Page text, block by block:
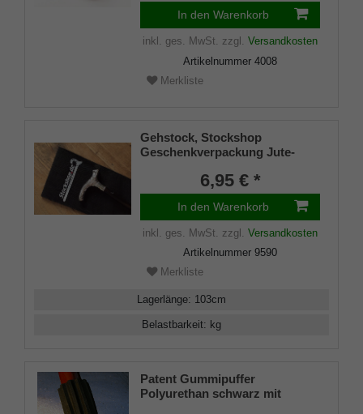
In den Warenkorb
inkl. ges. MwSt. zzgl. Versandkosten
Artikelnummer 4008
Merkliste
Gehstock, Stockshop
Geschenkverpackung Jute-
Klettverschluss6,95 € *
In den Warenkorb
inkl. ges. MwSt. zzgl. Versandkosten
Artikelnummer 9590
Merkliste
Lagerlänge: 103cm
Belastbarkeit: kg
Patent Gummipuffer
Polyurethan schwarz mit